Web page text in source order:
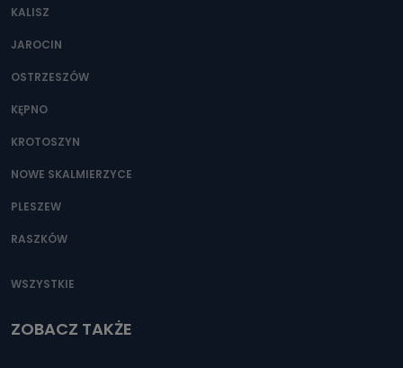
KALISZ
JAROCIN
OSTRZESZÓW
KĘPNO
KROTOSZYN
NOWE SKALMIERZYCE
PLESZEW
RASZKÓW
WSZYSTKIE
ZOBACZ TAKŻE